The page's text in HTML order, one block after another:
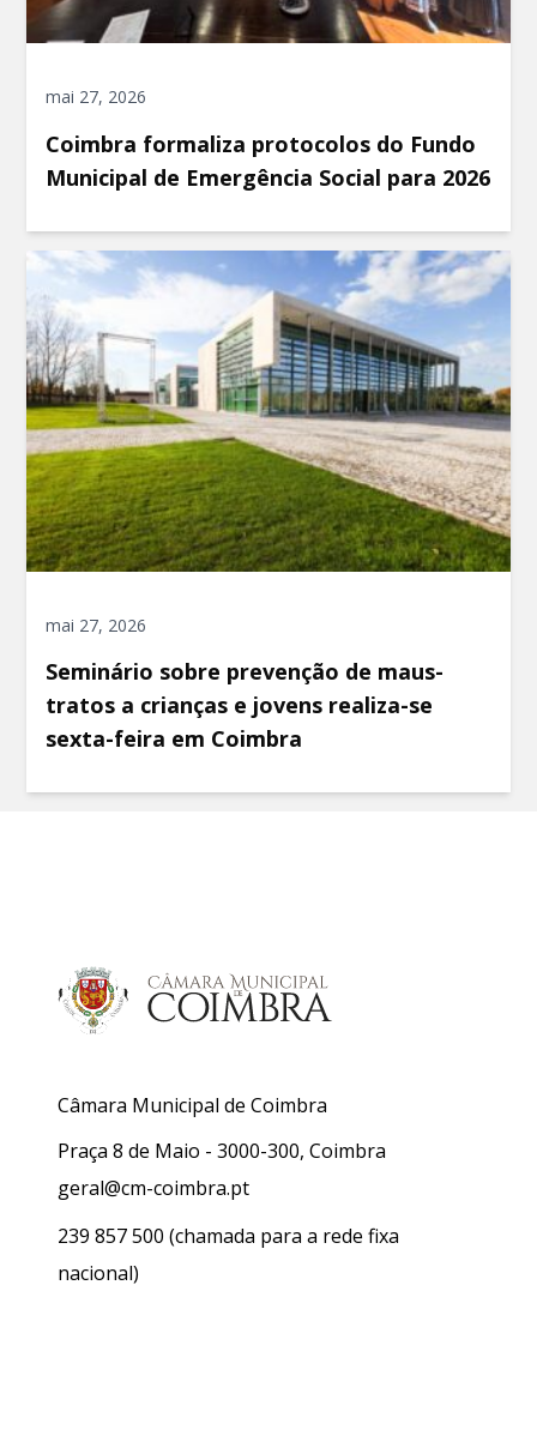
mai 27, 2026
Coimbra formaliza protocolos do Fundo
Municipal de Emergência Social para 2026
mai 27, 2026
Seminário sobre prevenção de maus-
tratos a crianças e jovens realiza-se
sexta-feira em Coimbra
Câmara Municipal de Coimbra
Praça 8 de Maio - 3000-300, Coimbra
geral@cm-coimbra.pt
239 857 500 (chamada para a rede fixa
nacional)